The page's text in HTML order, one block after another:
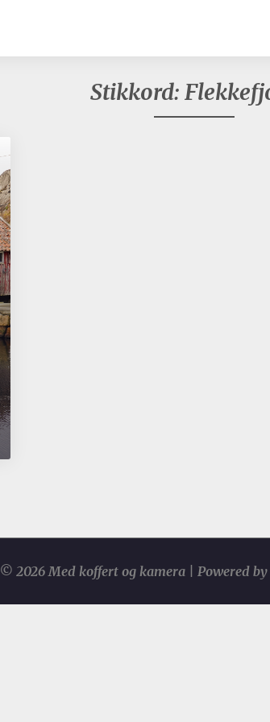
Stikkord:
© 2026 Med koffert og kamera | Powered by